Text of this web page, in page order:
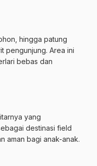
hingga patung
pengunjung. Area ini
bebas dan
yang
destinasi field
aman bagi anak-anak.